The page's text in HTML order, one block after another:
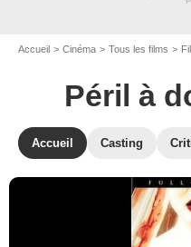
Accueil Cinéma Tous les films
Péril à
Accueil Casting